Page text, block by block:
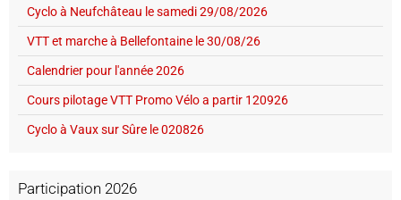
Cyclo à Neufchâteau le samedi 29/08/2026
VTT et marche à Bellefontaine le 30/08/26
Calendrier pour l'année 2026
Cours pilotage VTT Promo Vélo a partir 120926
Cyclo à Vaux sur Sûre le 020826
Participation 2026